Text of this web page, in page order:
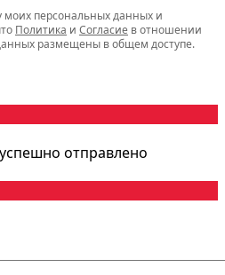
моих персональных данных и
Политика и Согласие в отношении
размещены в общем доступе.
отправлено